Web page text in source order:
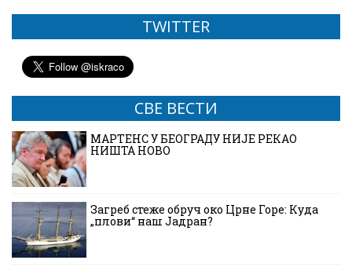
TWITTER
СВЕ ВЕСТИ
МАРТЕНС У БЕОГРАДУ НИЈЕ РЕКАО
НИШТА НОВО
Загреб стеже обруч око Црне Горе: Куда
„плови“ наш Јадран?